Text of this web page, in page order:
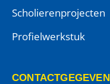
Scholierenprojecten
Profielwerkstuk